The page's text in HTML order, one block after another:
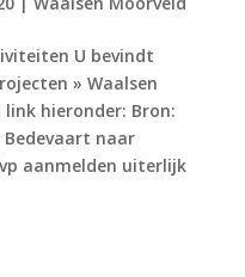
U bevindt
» Waalsen
link hieronder: Bron:
Bedevaart naar
aanmelden uiterlijk